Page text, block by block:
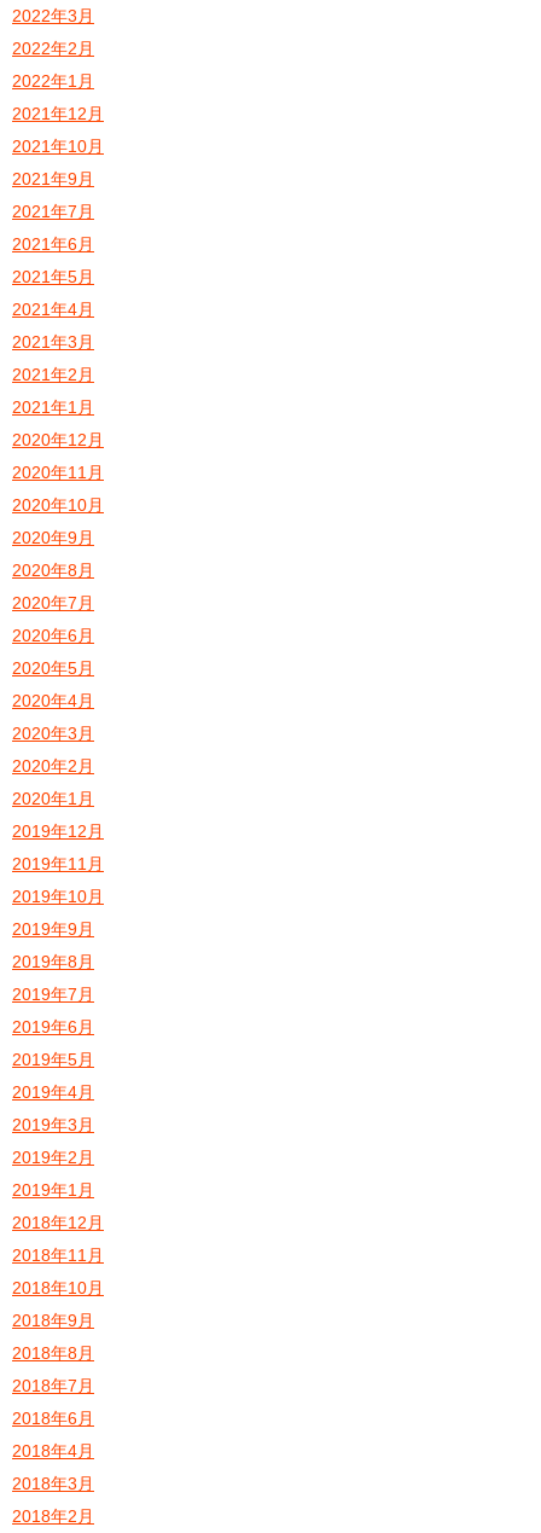
2022年3月
2022年2月
2022年1月
2021年12月
2021年10月
2021年9月
2021年7月
2021年6月
2021年5月
2021年4月
2021年3月
2021年2月
2021年1月
2020年12月
2020年11月
2020年10月
2020年9月
2020年8月
2020年7月
2020年6月
2020年5月
2020年4月
2020年3月
2020年2月
2020年1月
2019年12月
2019年11月
2019年10月
2019年9月
2019年8月
2019年7月
2019年6月
2019年5月
2019年4月
2019年3月
2019年2月
2019年1月
2018年12月
2018年11月
2018年10月
2018年9月
2018年8月
2018年7月
2018年6月
2018年4月
2018年3月
2018年2月